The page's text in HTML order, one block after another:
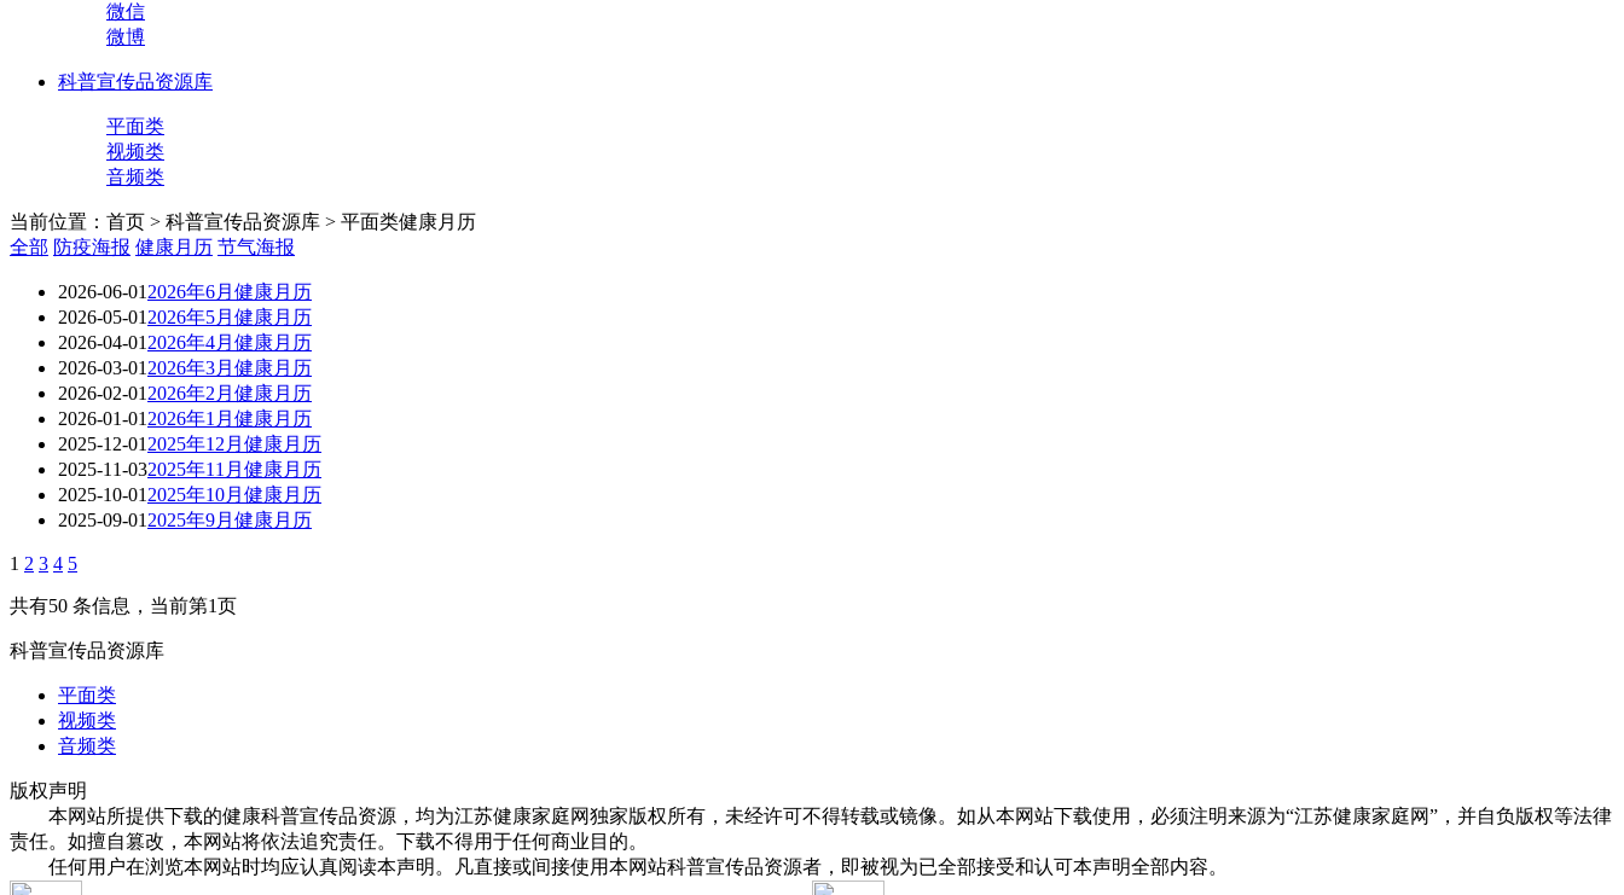
微信
微博
科普宣传品资源库
平面类
视频类
音频类
当前位置：首页 > 科普宣传品资源库 > 平面类健康月历
全部 防疫海报 健康月历 节气海报
2026-06-01 2026年6月健康月历
2026-05-01 2026年5月健康月历
2026-04-01 2026年4月健康月历
2026-03-01 2026年3月健康月历
2026-02-01 2026年2月健康月历
2026-01-01 2026年1月健康月历
2025-12-01 2025年12月健康月历
2025-11-032025年11月健康月历
2025-10-01 2025年10月健康月历
2025-09-01 2025年9月健康月历
1 2 3 4 5
共有50 条信息，当前第1页
科普宣传品资源库
平面类
视频类
音频类
版权声明
本网站所提供下载的健康科普宣传品资源，均为江苏健康家庭网独家版权所有，未经许可不得转载或镜像。如从本网站下载使用，必须注明来源为“江苏健康家庭网”，并自负版权等法律
责任。如擅自篡改，本网站将依法追究责任。下载不得用于任何商业目的。
任何用户在浏览本网站时均应认真阅读本声明。凡直接或间接使用本网站科普宣传品资源者，即被视为已全部接受和认可本声明全部内容。